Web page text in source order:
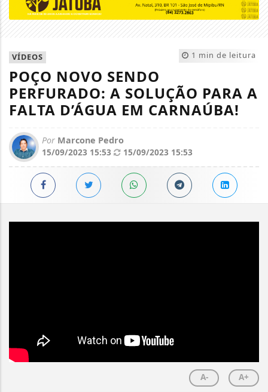
1 min de leitura
VÍDEOS
POÇO NOVO SENDO
PERFURADO: A SOLUÇÃO PARA A
FALTA D’ÁGUA EM CARNAÚBA!
Por Marcone Pedro
15/09/2023 15:53
15/09/2023 15:53
A- A+